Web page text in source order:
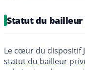
Statut du bailleur
Le cœur du dispositif
statut du bailleur